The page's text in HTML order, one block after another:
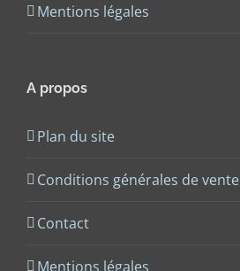
Mentions légales
A propos
Plan du site
Conditions générales de vente
Contact
Mentions légales